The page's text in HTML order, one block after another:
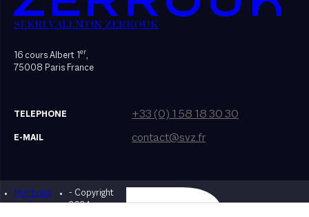
SEKRI VALENTIN ZERROUK
16 cours Albert 1er,
75008 Paris France
TELEPHONE +33 (0) 1 58 18 30 30
E-MAIL contact@svz.fr
Mentions
légales
- Copyright
2024
Designed by Bonhomme